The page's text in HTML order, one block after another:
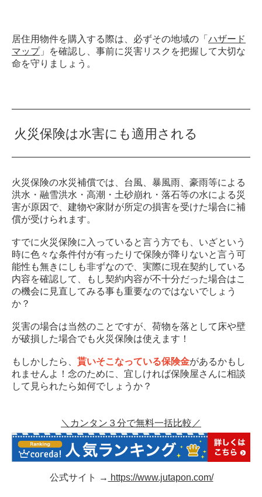
居住用物件を購入する際は、必ずその地域の「 ハザード
マップ」を確認し、事前に災害リスクを把握して大切な
命を守りましょう。
火災保険は水害にも適用される
火災保険の水災補償では、台風、暴風雨、豪雨等による
洪水・融雪洪水・高潮・土砂崩れ・落石等の水による災
害が原因で、建物や家財が所定の損害を受けた場合に補
償が受けられます。
すでに火災保険に入っていると言う方でも、いざという
時に色々な条件付が有ったりで保険が降りないと言う可
能性も無きにしも非ずなので、実際に現在契約している
内容を確認して、もし契約内容が不十分だった場合はこ
の機会に見直してみる事も重要なのではないでしょう
か？
災害の場合は当然のことですが、荷物を落として床や壁
が破損した場合でも火災保険は使えます！
もしかしたら、 貰いそこなっている保険金があるかもし
れませんよ！念のために、宜しければ保険屋さんに相談
して見られたら如何でしょうか？
＼カンタン３分で無料一括比較／
公式サイト → https://www.jutapon.com/